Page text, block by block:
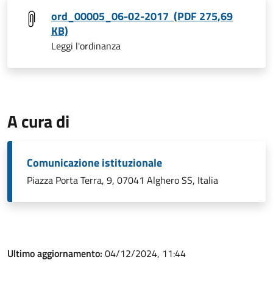
ord_00005_06-02-2017 (PDF 275,69
KB)
Leggi l'ordinanza
A cura di
Comunicazione istituzionale
Piazza Porta Terra, 9, 07041 Alghero SS, Italia
Ultimo aggiornamento: 04/12/2024, 11:44